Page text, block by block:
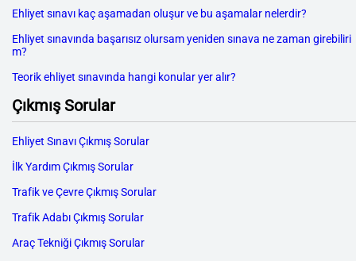
Ehliyet sınavı kaç aşamadan oluşur ve bu aşamalar nelerdir?
Ehliyet sınavında başarısız olursam yeniden sınava ne zaman girebiliri
m?
Teorik ehliyet sınavında hangi konular yer alır?
Çıkmış Sorular
Ehliyet Sınavı Çıkmış Sorular
İlk Yardım Çıkmış Sorular
Trafik ve Çevre Çıkmış Sorular
Trafik Adabı Çıkmış Sorular
Araç Tekniği Çıkmış Sorular